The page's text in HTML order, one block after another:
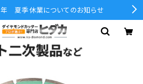
夏季休業についてのお知らせ